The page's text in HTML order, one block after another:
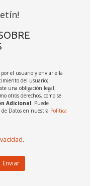
el usuario y enviarle la
del usuario;
una obligación legal;
otros derechos, como se
Adicional: Puede
Datos en nuestra Política
.
Enviar